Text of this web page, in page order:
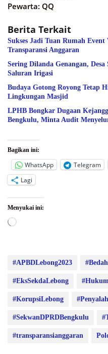
Pewarta: QQ
Berita Terkait
Sukses Jadi Tuan Rumah
Transparansi Anggaran
Sering Dilanda Genangan,
Saluran Irigasi
Budaya Gotong Royong Tetap
Lingkungan Masjid
LPHB Bongkar Dugaan
Bengkulu, Minta Audit
Bagikan ini:
WhatsApp Telegram
Lagi
Menyukai ini:
Memuat...
#APBDLebong2023
#EksSekdaLebong
#KorupsiLebong
#SekwanDPRDBengkulu
#transparansianggaran